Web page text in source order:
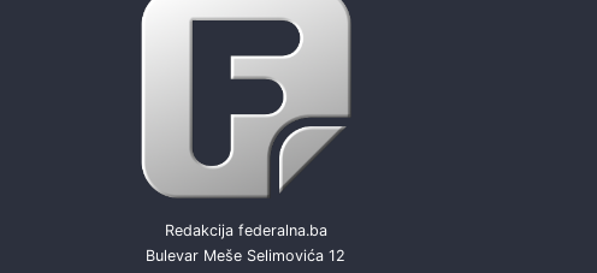
Redakcija federalna.ba
Bulevar Meše Selimovića 12